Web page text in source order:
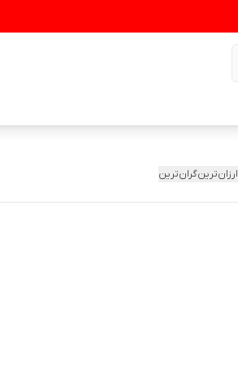
ارزان‌ترینگران‌ترین